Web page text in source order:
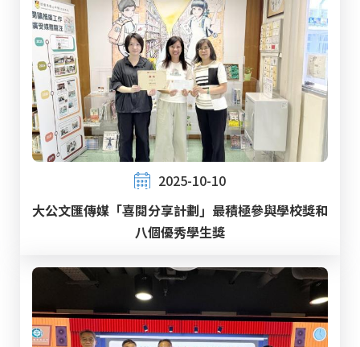
2025-10-10
大公文匯傳媒「喜閱分享計劃」最積極參與學校獎和
八個優秀學生獎